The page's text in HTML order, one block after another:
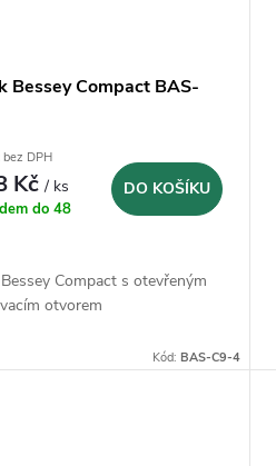
Bessey Compact BAS-
DPH
Kč/ ks
do 48
DO KOŠÍKU
Compact s otevřeným
otvorem
Kód: BAS-C9-4